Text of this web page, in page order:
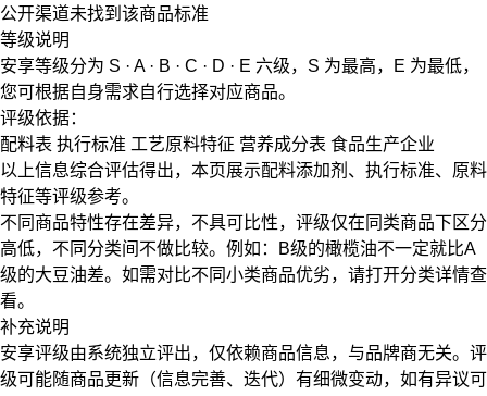
公开渠道未找到该商品标准
等级说明
安享等级分为 S · A · B · C · D · E 六级， S 为最高， E 为最低，
您可根据自身需求自行选择对应商品。
评级依据：
配料表 执行标准 工艺原料特征 营养成分表 食品生产企业
以上信息综合评估得出，本页展示配料添加剂 、 执行标准、 原料
特征等评级参考。
不同商品特性存在差异，不具可比性，评级仅在 同类商品下区分
高低，不同分类间不做比较。例如：B级的橄榄油不一定就比A
级的大豆油差。如需对比不同小类商品优劣，请打开分类详情查
看。
补充说明
安享评级由系统独立评出，仅依赖商品信息， 与品牌商无关。评
级可能随商品更新（信息完善、迭代）有细微变动，如有异议可